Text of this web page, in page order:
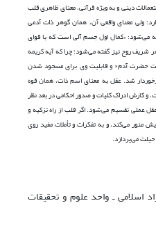
دینی و به ویژه قرآنی، معنای ظاهری قلب
ولی معنای واقعی آن، همان گوهر ذات آدمی
«کمال اول جسم آلی است که با قوای
شریف روح نیز گفته می‌شود؛ چرا که آیه کریمه
حضرت آدم× و قابلیت وی برای مسجود شدن
شد. عقل به معنای اسم ذات، همان قوه
کارش ادراک کلیات و صدور احکامی در بعد نظر
عملی تقسیم می‌شود. اگر قلب از راه تزکیه و
منور می‌کند، و به تفکرات و تأملات مفید روی
می‌پردازد.
اسلامی ـ واحد علوم و تحقیقات